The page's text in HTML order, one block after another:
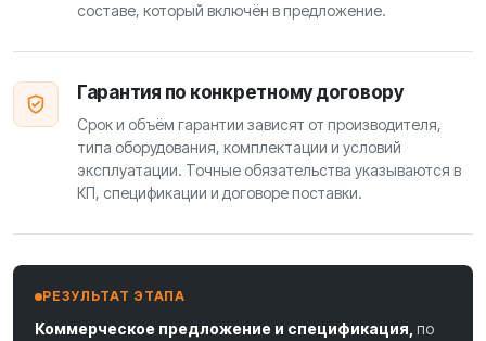
составе, который включён в предложение.
Гарантия по конкретному договору
Срок и объём гарантии зависят от производителя,
типа оборудования, комплектации и условий
эксплуатации. Точные обязательства указываются в
КП, спецификации и договоре поставки.
РЕЗУЛЬТАТ ЭТАПА
Коммерческое предложение и спецификация, по